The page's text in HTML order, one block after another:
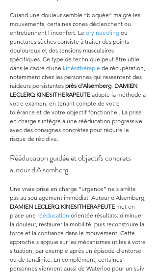
Quand une douleur semble “bloquée” malgré les
mouvements, certaines zones déclenchent ou
entretiennent l inconfort. Le dry needling ou
punctures sèches consiste à traiter des points
douloureux et des tensions musculaires
spécifiques. Ce type de technique peut être utile
dans le cadre d une kinésithérapie de récupération,
notamment chez les personnes qui ressentent des
raideurs persistantes près d'Alsemberg. DAMIEN
LECLERQ KINESITHERAPEUTE adapte la méthode à
votre examen, en tenant compte de votre
tolérance et de votre objectif fonctionnel. La prise
en charge s intègre à une rééducation progressive,
avec des consignes concrètes pour réduire le
risque de récidive.
Rééducation guidée et objectifs concrets
autour d'Alsemberg
Une vraie prise en charge “urgence” ne s arrête
pas au soulagement immédiat. Autour d'Alsemberg,
DAMIEN LECLERQ KINESITHERAPEUTE met en
place une rééducation orientée résultats: diminuer
la douleur, restaurer la mobilité, puis reconstruire la
force et la confiance dans le mouvement. Cette
approche s appuie sur les mécanismes utiles à votre
situation, par exemple après un épisode d entorse
ou de tendinite. En complément, certaines
personnes viennent aussi de Waterloo pour un suivi